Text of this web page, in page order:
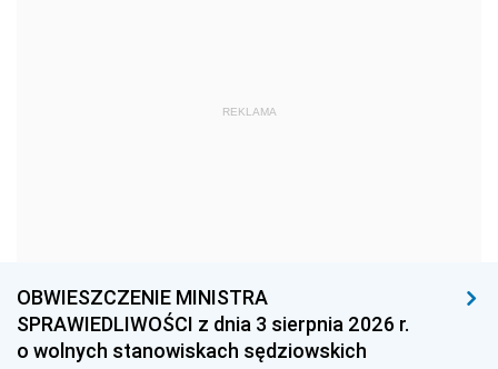
1971
1957 1956 1955
1954 1953 1952
REKLAMA
OBWIESZCZENIE MINISTRA
SPRAWIEDLIWOŚCI z dnia 3 sierpnia 2026 r.
o wolnych stanowiskach sędziowskich